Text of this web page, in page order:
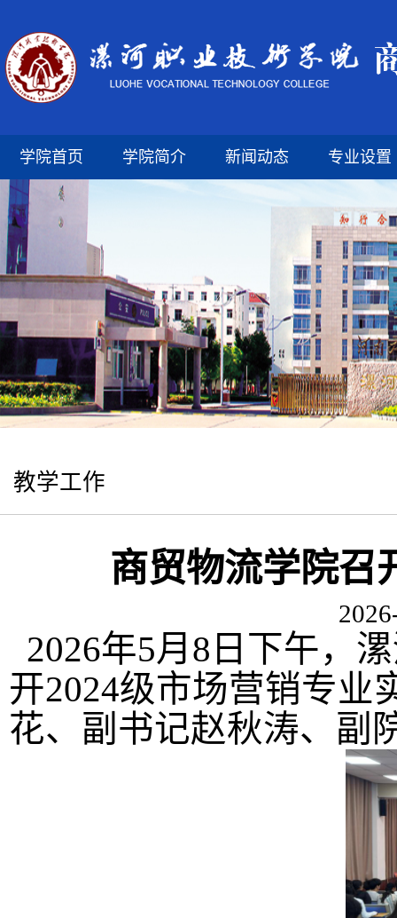
学院首页 学院简介 新闻动态 专业设置
教学工作
商贸物流学院召
2026年5月8日下午，
开2024级市场营销专业
花、副书记赵秋涛、副